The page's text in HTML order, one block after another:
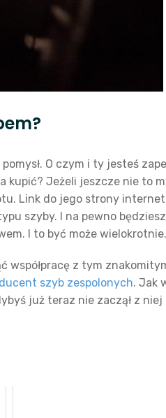
O czym i ty jesteś
kupić? Jeżeli jeszcze nie to
Link do jego strony
szyby. I na pewno
I to być może wielokrotnie.
współpracę z tym
szyb zespolonych. Jak
już teraz nie zaczął z